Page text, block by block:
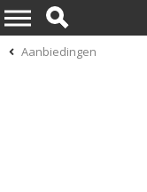
Aanbiedingen